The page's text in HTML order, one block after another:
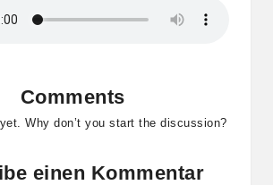
Comments
Why don’t you start the discussion?
einen Kommentar